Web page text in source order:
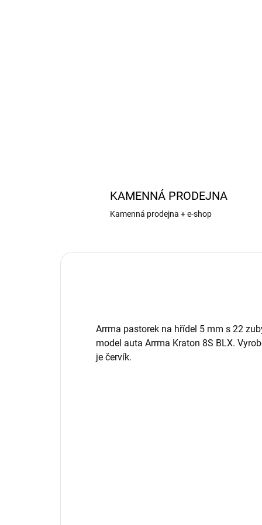
KAMENNÁ PRODEJNA
Kamenná prodejna + e-shop
Arrma pastorek na hřídel 5 mm s 22
model auta Arrma Kraton 8S BLX.
je červík.